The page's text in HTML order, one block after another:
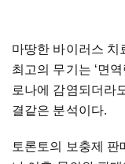
마땅한 바이러스 치
최고의 무기는 ‘면
로나에 감염되더라
결같은 분석이다.
토론토의 보충제 판